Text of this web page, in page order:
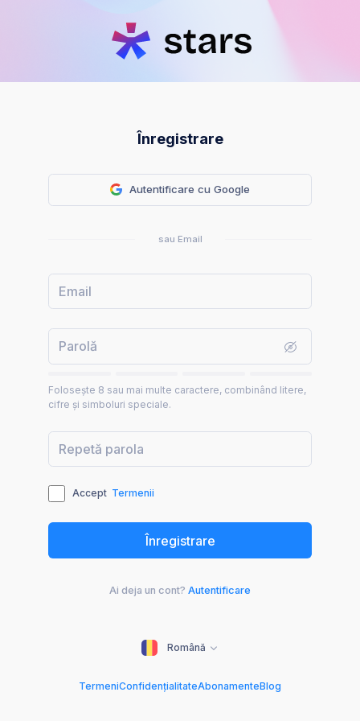
Înregistrare
Autentificare cu Google
sau Email
Folosește 8 sau mai multe caractere, combinând litere,
cifre și simboluri speciale.
Accept Termenii
Ai deja un cont? Autentificare
Română
TermeniConfidențialitateAbonamenteBlog